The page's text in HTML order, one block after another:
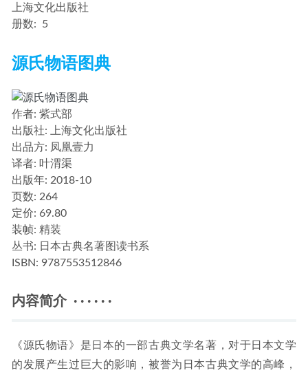
上海文化出版社
册数: 5
源氏物语图典
作者: 紫式部
出版社: 上海文化出版社
出品方: 凤凰壹力
译者: 叶渭渠
出版年: 2018-10
页数: 264
定价: 69.80
装帧: 精装
丛书: 日本古典名著图读书系
ISBN: 9787553512846
内容简介 · · · · · ·
《源氏物语》是日本的一部古典文学名著，对于日本文学
的发展产生过巨大的影响，被誉为日本古典文学的高峰，